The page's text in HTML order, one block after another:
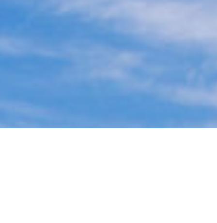
info@tricr.com.hk
香港銅鑼灣告士打道 262 號中糧大廈16樓